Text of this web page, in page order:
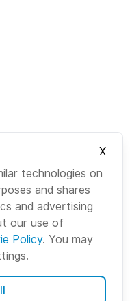
uns
X
technologies on
and shares
and advertising
our use of
Policy. You may